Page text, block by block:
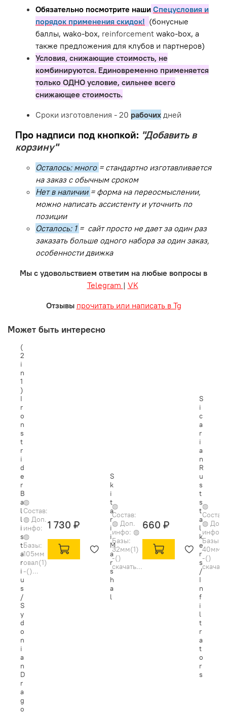
Обязательно посмотрите наши Спецусловия и
порядок применения скидок! (бонусные
баллы, wako-box, reinforcement wako-box, а
также предложения для клубов и партнеров)
Условия, снижающие стоимость, не
комбинируются. Единовременно применяется
только ОДНО условие, сильнее всего
снижающее стоимость.
Сроки изготовления - 20 рабочих дней
Про надписи под кнопкой: "Добавить в
корзину"
Осталось: много = стандартно изготавливается
на заказ с обычным сроком
Нет в наличии = форма на переосмыслении,
можно написать ассистенту и уточнить по
позиции
Осталось: 1 = сайт просто не дает за один раз
заказать больше одного набора за один заказ,
особенности движка
Мы с удовольствием ответим на любые вопросы в
Telegram | VK
Отзывы прочитать или написать в Tg
Может быть интересно
(
2
i
n
1
)
I
r
o
n
s
t
r
i
d
e
r
B
a
l
l
i
s
t
a
r
i
u
s
/
S
y
d
o
n
i
a
n
D
r
a
g
o
◍
Состав:
◍ Доп.
инфо:
◍
Базы:
105мм
овал(1)
-()...
1 730 ₽
S
k
i
t
a
r
i
i
M
a
r
s
h
a
l
◍
Состав:
◍ Доп.
инфо: ◍
Базы:
32мм(1)
-()
скачать...
660 ₽
S
i
c
a
r
i
a
n
R
u
s
t
s
t
a
l
k
e
r
s
/
I
n
f
i
l
t
r
a
t
o
r
s
◍
Состав:
◍ Доп.
инфо:
Базы:
-()